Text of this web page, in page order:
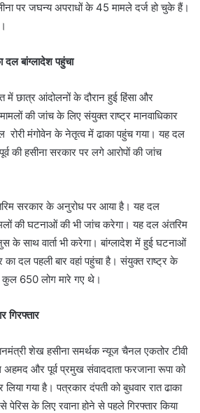
पर जघन्य अपराधों के 45 मामले दर्ज हो चुके हैं।
बांग्लादेश पहुंचा
छात्र आंदोलनों के दौरान हुई हिंसा और
की जांच के लिए संयुक्त राष्ट्र मानवाधिकार
रोरी मंगोवेन के नेतृत्व में ढाका पहुंच गया। यह दल
की हसीना सरकार पर लगे आरोपों की जांच
सरकार के अनुरोध पर आया है। यह दल
की घटनाओं की भी जांच करेगा। यह दल अंतरिम
साथ वार्ता भी करेगा। बांग्लादेश में हुई घटनाओं
दल पहली बार वहां पहुंचा है। संयुक्त राष्ट्र के
कुल 650 लोग मारे गए थे।
गिरफ्तार
शेख हसीना समर्थक न्यूज चैनल एकतोर टीवी
और पूर्व प्रमुख संवाददाता फरजाना रूपा को
गया है। पत्रकार दंपती को बुधवार रात ढाका
के लिए रवाना होने से पहले गिरफ्तार किया